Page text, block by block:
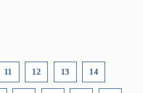
11 12 13 14